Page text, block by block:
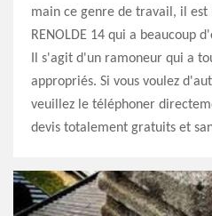
main ce genre de travail, il
RENOLDE 14 qui a beaucoup
Il s'agit d'un ramoneur qui a
appropriés. Si vous voulez
veuillez le téléphoner
devis totalement gratuits et